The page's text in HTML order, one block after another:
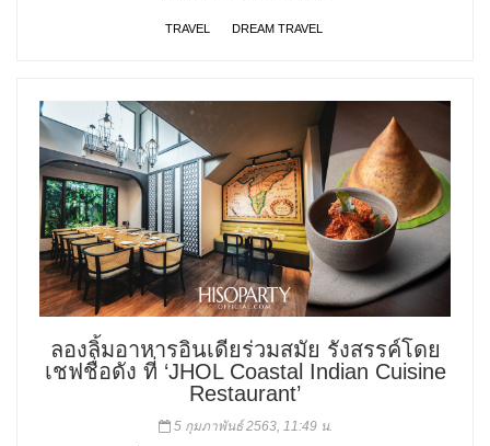
TRAVEL DREAM TRAVEL
ลองลิ้มอาหารอินเดียร่วมสมัย รังสรรค์โดย
เชฟชื่อดัง ที่ ‘JHOL Coastal Indian Cuisine
Restaurant’
5 กุมภาพันธ์ 2563, 11:49 น.